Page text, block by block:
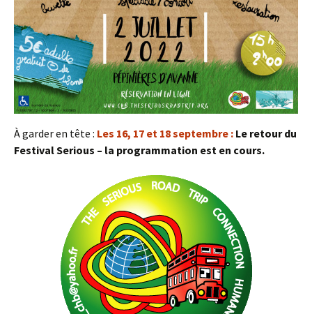
À garder en tête : Les 16, 17 et 18 septembre : Le retour du
Festival Serious – la programmation est en cours.